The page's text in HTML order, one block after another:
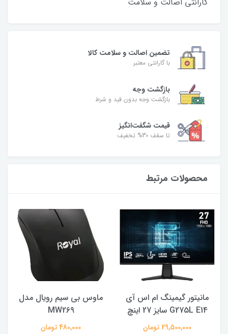
تضمین اصالت و سلامت کالا
با گارانتی معتبر
بازگشت وجه
بازگشت وجه بدون قید و شرط
قیمت شگفت‌انگیز
تا سقف 30% تخفیف
محصولات مرتبط
ماوس بی سیم رویال مدل
MW269
480,000 تومان
هدفون بی سیم شیائومی کیو
سی وای مدل T13
2,150,000 تومان